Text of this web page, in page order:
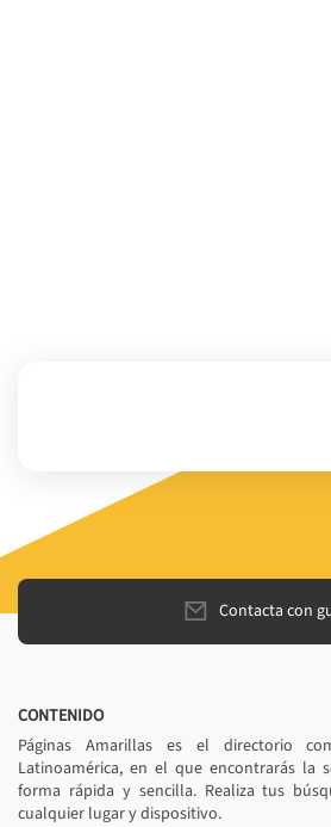
Contacta con
CONTENIDO
Páginas Amarillas es el directorio
Latinoamérica, en el que encontrarás la
forma rápida y sencilla. Realiza tus
cualquier lugar y dispositivo.